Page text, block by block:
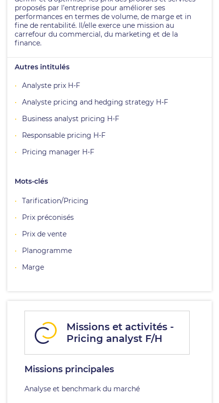
proposés par l’entreprise pour améliorer ses
performances en termes de volume, de marge et in
fine de rentabilité. Il/elle exerce une mission au
carrefour du commercial, du marketing et de la
finance.
Autres intitulés
Analyste prix H-F
Analyste pricing and hedging strategy H-F
Business analyst pricing H-F
Responsable pricing H-F
Pricing manager H-F
Mots-clés
Tarification/Pricing
Prix préconisés
Prix de vente
Planogramme
Marge
Missions et activités -
Pricing analyst F/H
Missions principales
Analyse et benchmark du marché